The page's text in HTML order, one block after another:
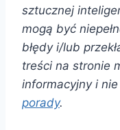
sztucznej
mogą być
błędy i/lub
treści na stronie
informacyjny i
porady.